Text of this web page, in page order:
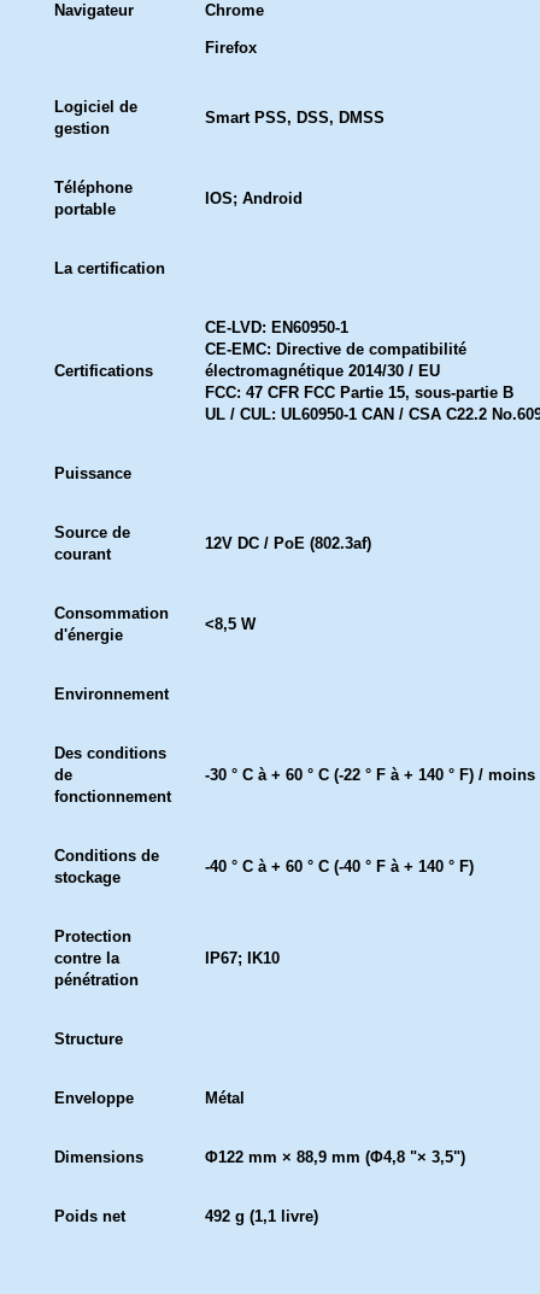
Navigateur Chrome
Firefox
Logiciel de
gestion
Smart PSS, DSS, DMSS
Téléphone
portable
IOS; Android
La certification
Certifications
CE-LVD: EN60950-1
CE-EMC: Directive de compatibilité
électromagnétique 2014/30 / EU
FCC: 47 CFR FCC Partie 15, sous-partie B
UL / CUL: UL60950-1 CAN / CSA C22.2
Puissance
Source de
courant
12V DC / PoE (802.3af)
Consommation
d'énergie
<8,5 W
Environnement
Des conditions
de
fonctionnement
-30 ° C à + 60 ° C (-22 ° F à + 140 ° F) /
Conditions de
stockage
-40 ° C à + 60 ° C (-40 ° F à + 140 ° F)
Protection
contre la
pénétration
IP67; IK10
Structure
Enveloppe Métal
Dimensions Φ122 mm × 88,9 mm (Φ4,8 "× 3,5")
Poids net 492 g (1,1 livre)